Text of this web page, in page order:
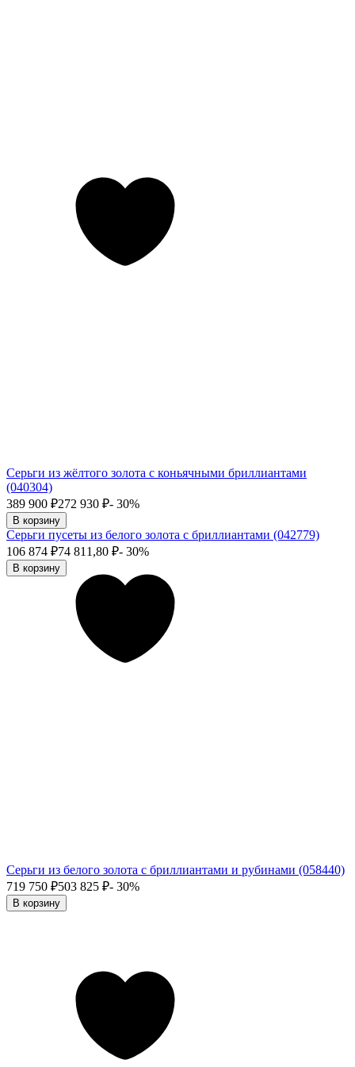
Серьги из жёлтого золота с коньячными бриллиантами
(040304)
389 900 ₽272 930 ₽- 30%
В корзину
Серьги из белого золота с бриллиантами и рубинами (058440)
719 750 ₽503 825 ₽- 30%
В корзину
Серьги пусеты из белого золота с бриллиантами (042779)
106 874 ₽74 811,80 ₽- 30%
В корзину